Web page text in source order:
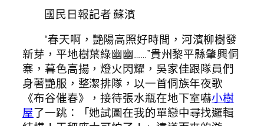
國民日報記者 蘇濱
“春天啊，艷陽高照好時間，河濱柳樹發
新芽，平地樹葉綠幽幽……”貴州黎平縣肇興侗
寨，暮色高揚，燈火閃耀，吳家佳跟隊員們
身著艷服，整潔排隊，以一首侗族年夜歌
《布谷催春》，接待張水瓶在地下室嚇小樹
屋了一跳：「她試圖在我的單戀中尋找邏輯